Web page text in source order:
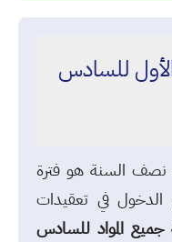
للسادس
نصف السنة هو فترة
في تعقيدات
جميع المواد للسادس